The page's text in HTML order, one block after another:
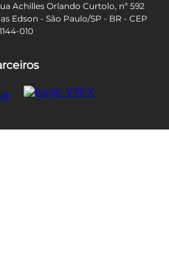
Achilles Orlando Curtolo, nº 592
Edson - São Paulo/SP - BR - CEP
010